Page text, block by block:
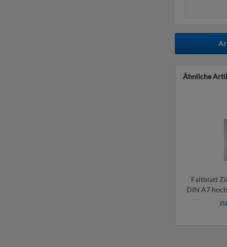
Ähnliche
Faltblatt
DIN A7